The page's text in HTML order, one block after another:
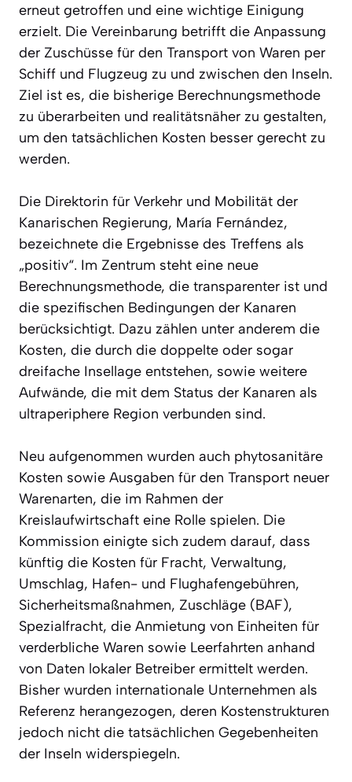
erneut getroffen und eine wichtige Einigung
erzielt. Die Vereinbarung betrifft die Anpassung
der Zuschüsse für den Transport von Waren per
Schiff und Flugzeug zu und zwischen den Inseln.
Ziel ist es, die bisherige Berechnungsmethode
zu überarbeiten und realitätsnäher zu gestalten,
um den tatsächlichen Kosten besser gerecht zu
werden.
Die Direktorin für Verkehr und Mobilität der
Kanarischen Regierung, María Fernández,
bezeichnete die Ergebnisse des Treffens als
„positiv“. Im Zentrum steht eine neue
Berechnungsmethode, die transparenter ist und
die spezifischen Bedingungen der Kanaren
berücksichtigt. Dazu zählen unter anderem die
Kosten, die durch die doppelte oder sogar
dreifache Insellage entstehen, sowie weitere
Aufwände, die mit dem Status der Kanaren als
ultraperiphere Region verbunden sind.
Neu aufgenommen wurden auch phytosanitäre
Kosten sowie Ausgaben für den Transport neuer
Warenarten, die im Rahmen der
Kreislaufwirtschaft eine Rolle spielen. Die
Kommission einigte sich zudem darauf, dass
künftig die Kosten für Fracht, Verwaltung,
Umschlag, Hafen- und Flughafengebühren,
Sicherheitsmaßnahmen, Zuschläge (BAF),
Spezialfracht, die Anmietung von Einheiten für
verderbliche Waren sowie Leerfahrten anhand
von Daten lokaler Betreiber ermittelt werden.
Bisher wurden internationale Unternehmen als
Referenz herangezogen, deren Kostenstrukturen
jedoch nicht die tatsächlichen Gegebenheiten
der Inseln widerspiegeln.